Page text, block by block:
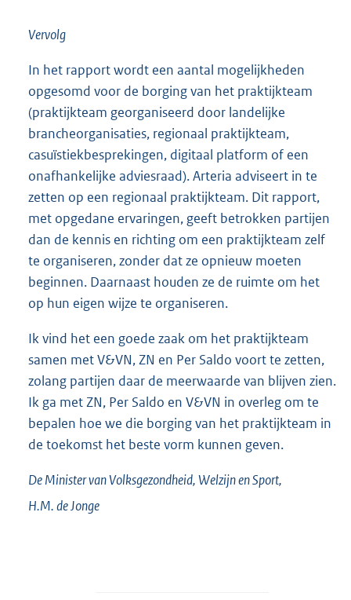
Vervolg
In het rapport wordt een aantal mogelijkheden
opgesomd voor de borging van het praktijkteam
(praktijkteam georganiseerd door landelijke
brancheorganisaties, regionaal praktijkteam,
casuïstiekbesprekingen, digitaal platform of een
onafhankelijke adviesraad). Arteria adviseert in te
zetten op een regionaal praktijkteam. Dit rapport,
met opgedane ervaringen, geeft betrokken partijen
dan de kennis en richting om een praktijkteam zelf
te organiseren, zonder dat ze opnieuw moeten
beginnen. Daarnaast houden ze de ruimte om het
op hun eigen wijze te organiseren.
Ik vind het een goede zaak om het praktijkteam
samen met V&VN, ZN en Per Saldo voort te zetten,
zolang partijen daar de meerwaarde van blijven zien.
Ik ga met ZN, Per Saldo en V&VN in overleg om te
bepalen hoe we die borging van het praktijkteam in
de toekomst het beste vorm kunnen geven.
De Minister van Volksgezondheid, Welzijn en Sport,
H.M. deJonge